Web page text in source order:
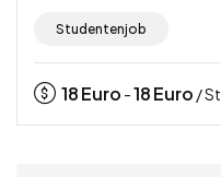
Studentenjob
18Euro -18Euro /